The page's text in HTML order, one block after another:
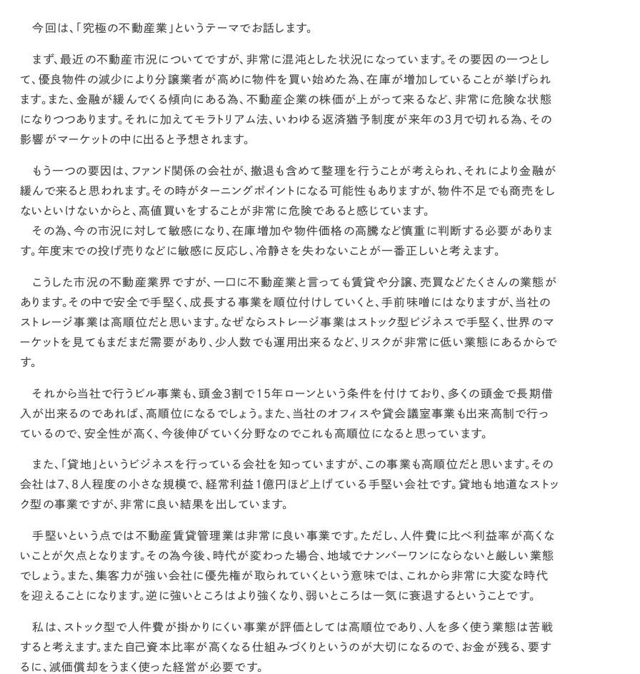
今回は、「究極の不動産業」というテーマでお話します。
まず、最近の不動産市況についてですが、非常に混沌とした状況 になっています。その要因の一つとし
て、優良物件の減少により分譲業者が高めに物件を買い始めた為、在庫が増加していることが挙げられ
ます。また、金融が緩んでくる傾向にある為、不動産企業の株価が上がって来るなど、 非常に危険な状態
になりつつあります。 それに加えてモラトリアム法、いわゆる返済猶予制度が来年の3月で切れる為、その
影響がマーケットの中に出ると予想されます。
もう一つの要因は、ファンド関係の会社が、撤退も含めて整理を行うことが考えられ、それにより金融が
緩んで来ると思われます。その時がターニングポイントになる可能性もありますが、物件不足でも商売をし
ないといけないからと、高値買いをすることが非常に危険であると感じています。
その為、今の市況に対して敏感になり、在庫増加や物件価格の高騰など慎重に判断する必要がありま
す。 年度末での投げ売りなどに敏感に反応し、冷静さを失わないことが一番正しいと考えます。
こうした市況の不動産業界ですが、一口に不動産業と言っても賃貸や分譲、売買などたくさんの業態が
あります。その中で安全で手堅く、成長する事業を順位付けしていくと、手前味噌にはなりますが、当社の
ストレージ事業は高順位だと思います。 なぜならストレージ事業はストック型ビジネスで手堅く、世界のマ
ーケットを見てもまだまだ需要があり、少人数でも運用出来るなど、リスクが非常に低い業態にあるからで
す。
それから当社で行うビル事業も、頭金3割で15年ローンという条件を付けており、 多くの頭金で長期借
入が出来るのであれば、高順位になる でしょう。また、当社のオフィスや貸会議室事業も出来高制で行っ
ているので、安全性が高く、今後伸びていく分野なのでこれも高順位になると思っています。
また、「貸地」というビジネスを行っている会社を知っていますが、この事業も高順位だと思います。その
会社は7、8人程度の小さな規模で、経常利益1億円ほど上げている手堅い会社です。 貸地も地道なストッ
ク型の事業ですが、非常に良い結果を出しています。
手堅いという点では不動産賃貸管理業は非常に良い事業です。ただし、人件費に比べ利益率が高くな
いことが欠点となります。その為今後、時代が変わった場合、地域でナンバーワンにならないと厳しい業態
でしょう。また、集客力が強い会社に優先権が取られていくという意味では、これから非常に大変な時代
を迎えることになります。逆に強いところはより強くなり、弱いところは一気に衰退するということです。
私は、 ストック型で人件費が掛かりにくい事業が評価としては高順位であり、人を多く使う業態は苦戦
すると考えます。また自己資本比率が高くなる仕組みづくりというのが大切になるので、 お金が残る、要す
るに、減価償却をうまく使った経営が必要です。